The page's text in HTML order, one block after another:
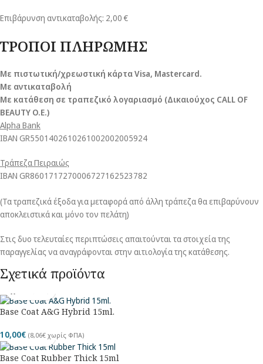
Επιβάρυνση αντικαταβολής: 2,00 €
ΤΡΟΠΟΙ ΠΛΗΡΩΜΗΣ
Με πιστωτική/χρεωστική κάρτα Visa, Mastercard.
Με αντικαταβολή
Με κατάθεση σε τραπεζικό λογαριασμό (Δικαιούχος CALL OF
BEAUTY O.E.)
Alpha Bank
ΙΒΑΝ GR5501402610261002002005924
Τράπεζα Πειραιώς
ΙΒΑΝ GR8601717270006727162523782
(Τα τραπεζικά έξοδα για μεταφορά από άλλη τράπεζα θα επιβαρύνουν
αποκλειστικά και μόνο τον πελάτη)
Στις δυο τελευταίες περιπτώσεις απαιτούνται τα στοιχεία της
παραγγελίας να αναγράφονται στην αιτιολογία της κατάθεσης.
Σχετικά προϊόντα
Base Coat A&G Hybrid 15ml.
10,00€ (8,06€ χωρίς ΦΠΑ)
Base Coat Rubber Thick 15ml